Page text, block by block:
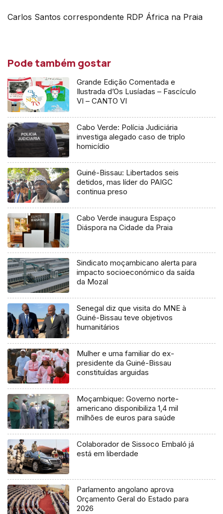
Carlos Santos correspondente RDP África na Praia
Pode também gostar
Grande Edição Comentada e
Ilustrada d’Os Lusíadas – Fascículo
VI – CANTO VI
Cabo Verde: Polícia Judiciária
investiga alegado caso de triplo
homicídio
Guiné-Bissau: Libertados seis
detidos, mas líder do PAIGC
continua preso
Cabo Verde inaugura Espaço
Diáspora na Cidade da Praia
Sindicato moçambicano alerta para
impacto socioeconómico da saída
da Mozal
Senegal diz que visita do MNE à
Guiné-Bissau teve objetivos
humanitários
Mulher e uma familiar do ex-
presidente da Guiné-Bissau
constituídas arguidas
Moçambique: Governo norte-
americano disponibiliza 1,4 mil
milhões de euros para saúde
Colaborador de Sissoco Embaló já
está em liberdade
Parlamento angolano aprova
Orçamento Geral do Estado para
2026